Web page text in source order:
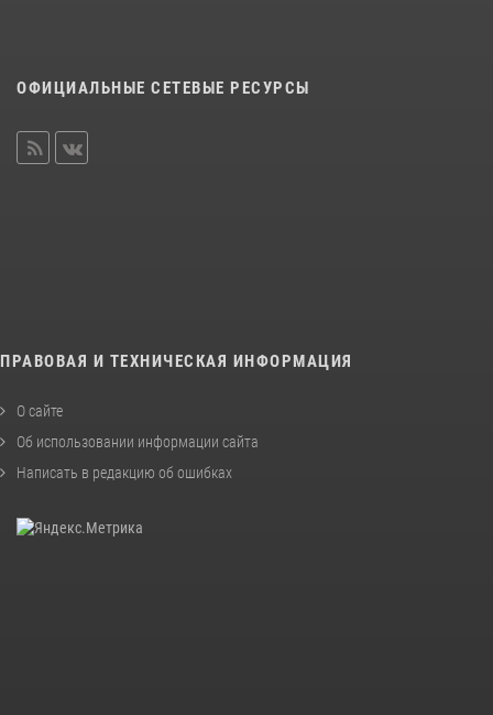
ОФИЦИАЛЬНЫЕ СЕТЕВЫЕ РЕСУРСЫ
ПРАВОВАЯ И ТЕХНИЧЕСКАЯ ИНФОРМАЦИЯ
О сайте
Об использовании информации сайта
Написать в редакцию об ошибках